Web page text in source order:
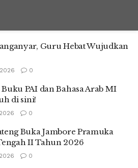
Guru Hebat Wujudkan
0
PAI dan Bahasa Arab MI
di sini!
0
Buka Jambore Pramuka
II Tahun 2026
0